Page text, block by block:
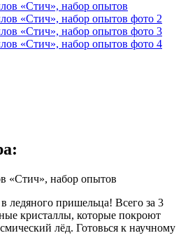
«Стич», набор опытов
ледяного пришельца! Всего за 3
кристаллы, которые покроют
лёд. Готовься к научному